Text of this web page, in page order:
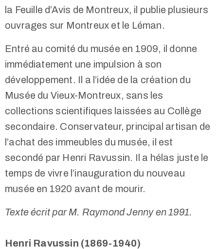
la Feuille d’Avis de Montreux, il publie plusieurs
ouvrages sur Montreux et le Léman.
Entré au comité du musée en 1909, il donne
immédiatement une impulsion à son
développement. Il a l’idée de la création du
Musée du Vieux-Montreux, sans les
collections scientifiques laissées au Collège
secondaire. Conservateur, principal artisan de
l’achat des immeubles du musée, il est
secondé par Henri Ravussin. Il a hélas juste le
temps de vivre l’inauguration du nouveau
musée en 1920 avant de mourir.
Texte écrit par M. Raymond Jenny en 1991.
Henri Ravussin (1869-1940)